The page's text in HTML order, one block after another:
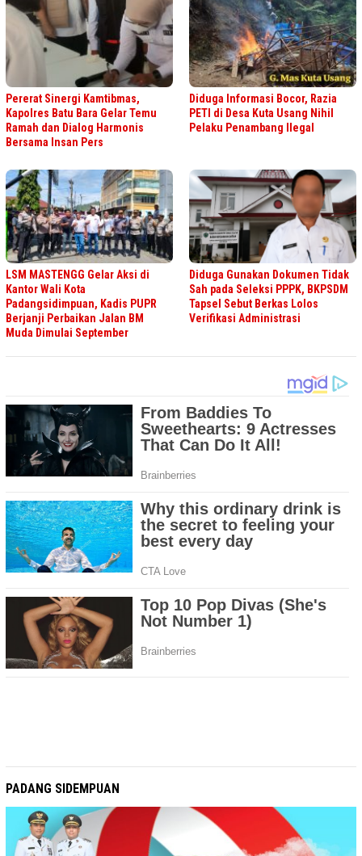
Pererat Sinergi Kamtibmas,
Kapolres Batu Bara Gelar Temu
Ramah dan Dialog Harmonis
Bersama Insan Pers
Diduga Informasi Bocor, Razia
PETI di Desa Kuta Usang Nihil
Pelaku Penambang Ilegal
LSM MASTENGG Gelar Aksi di
Kantor Wali Kota
Padangsidimpuan, Kadis PUPR
Berjanji Perbaikan Jalan BM
Muda Dimulai September
Diduga Gunakan Dokumen Tidak
Sah pada Seleksi PPPK, BKPSDM
Tapsel Sebut Berkas Lolos
Verifikasi Administrasi
PADANG SIDEMPUAN